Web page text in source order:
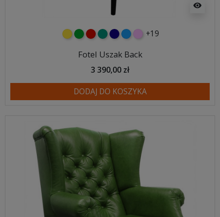
visibility
żółtyzielonyczerwony
turkusowy
granatowy
niebieski
różowy
+19
Fotel Uszak Back
3 390,00 zł
DODAJ DO KOSZYKA